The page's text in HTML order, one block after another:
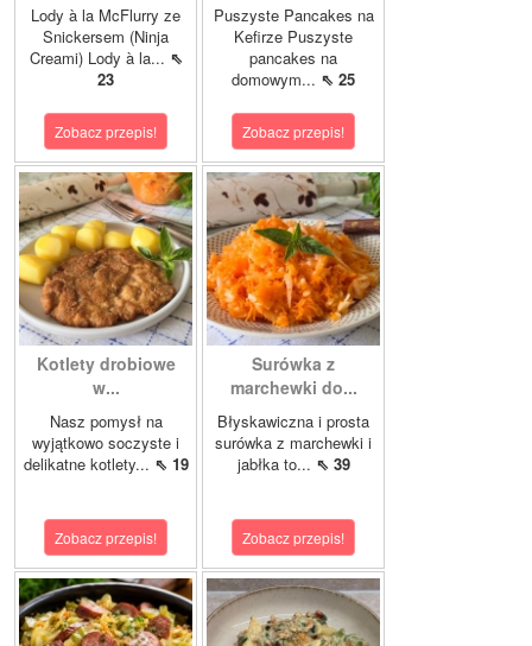
Lody à la McFlurry ze
Snickersem (Ninja
Creami) Lody à la... ⇖
23
Zobacz przepis!
Puszyste Pancakes na
Kefirze Puszyste
pancakes na
domowym... ⇖ 25
Zobacz przepis!
Kotlety drobiowe
w...
Nasz pomysł na
wyjątkowo soczyste i
delikatne kotlety... ⇖ 19
Zobacz przepis!
Surówka z
marchewki do...
Błyskawiczna i prosta
surówka z marchewki i
jabłka to... ⇖ 39
Zobacz przepis!